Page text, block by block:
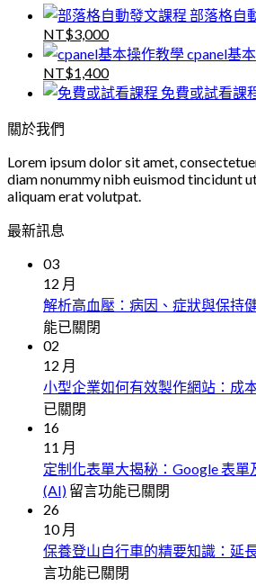
格：
NT$8,000。
格：
NT$3,000。
部落格自
原
始
價
格：
NT$8,000。
NT$3,000目
前
價
格：
cpanel基
原
始
價
格：
NT$1,500。
NT$1,400目
前
NT$1,400。
免費或試看課
關於我們
Lorem ipsum dolor sit amet,
diam nonummy nibh euismod tincidunt
aliquam erat volutpat.
最新訊息
03
12 月
解析高血壓：病因、症狀與保持
能已關閉
02
12 月
小型企業如何有效製作網站：成
已關閉
16
11 月
定制化表單大揭秘：Google 表
(AI) 在
制
化
表
留言功能已關閉
26
10 月
保養登山自行車的精要知識：延
言功能已關閉